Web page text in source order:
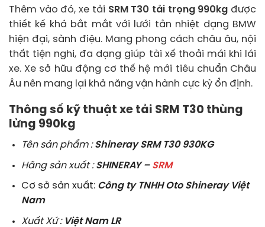
Thêm vào đó, xe tải SRM T30 tải trọng 990kg được
thiết kế khá bắt mắt với lưới tản nhiệt dạng BMW
hiện đại, sành điệu. Mang phong cách châu âu, nội
thất tiện nghi, đa dạng giúp tài xế thoải mái khi lái
xe. Xe sở hữu động cơ thế hệ mới tiêu chuẩn Châu
Âu nên mang lại khả năng vận hành cực kỳ ổn định.
Thông số kỹ thuật xe tải SRM T30 thùng
lửng 990kg
Tên sản phẩm :Shineray SRM T30 930KG
Hãng sản xuất :SHINERAY – SRM
Cơ sở sản xuất: Công ty TNHH Oto Shineray Việt
Nam
Xuất Xứ : Việt Nam LR